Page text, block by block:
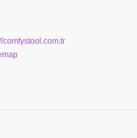
comfystool.com.tr